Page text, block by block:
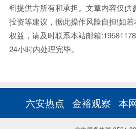
料提供方所有和承担。文章内容仅供
投资等建议，据此操作风险自担!如
权益，请及时联系本站邮箱
24小时内处理完毕。
六安热点 金裕观察 本